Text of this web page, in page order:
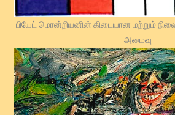
பியேட் மொன்றியனின் கிடையான மற்றும்
அமைவு